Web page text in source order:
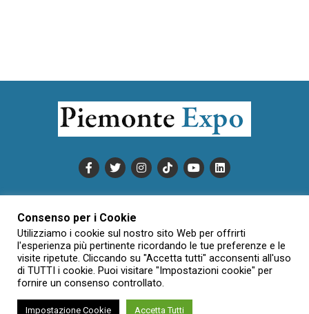
INFORMATIVA SULLA PRIVACY
CONDIZIONI DI UTILIZZO
DATI SOCIETARI
NOVAJO
CREDITS
CONTATTTI
Creative Commons Attribuzione - Non commerciale - Non opere
Consenso per i Cookie
Utilizziamo i cookie sul nostro sito Web per offrirti
l'esperienza più pertinente ricordando le tue preferenze e le
visite ripetute. Cliccando su "Accetta tutti" acconsenti all'uso
di TUTTI i cookie. Puoi visitare "Impostazioni cookie" per
fornire un consenso controllato.
Impostazione Cookie Accetta Tutti